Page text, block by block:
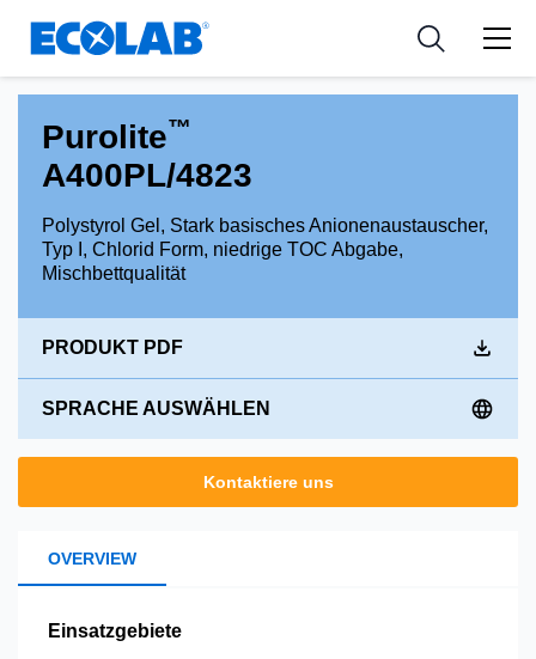
Resources
Applications
Medical Devices and Diagnostics
News & Events
Tools
Purolite™
A400PL/4823
Polystyrol Gel, Stark basisches Anionenaustauscher,
Typ I, Chlorid Form, niedrige TOC Abgabe,
Mischbettqualität
PRODUKT PDF
SPRACHE AUSWÄHLEN
Kontaktiere uns
OVERVIEW
Einsatzgebiete